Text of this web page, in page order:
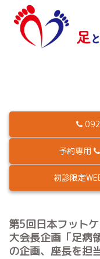
予約専用
初診限定
第5回日本フット
大会長企画「足病
の企画、座長を担